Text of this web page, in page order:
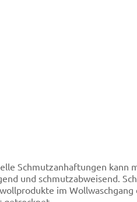
Schmutzanhaftungen kann
und schmutzabweisend.
im Wollwaschgang